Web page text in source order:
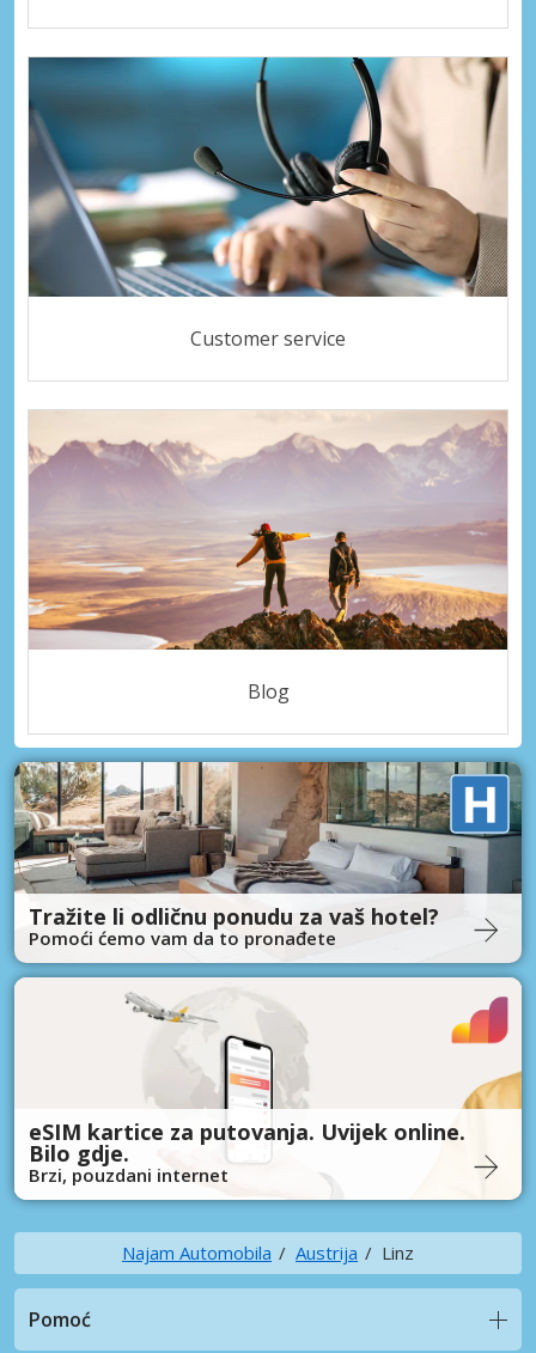
Customer service
Blog
Tražite li odličnu ponudu za vaš hotel?
Pomoći ćemo vam da to pronađete
eSIM kartice za putovanja. Uvijek online.
Bilo gdje.
Brzi, pouzdani internet
Najam Automobila Austrija Linz
Pomoć